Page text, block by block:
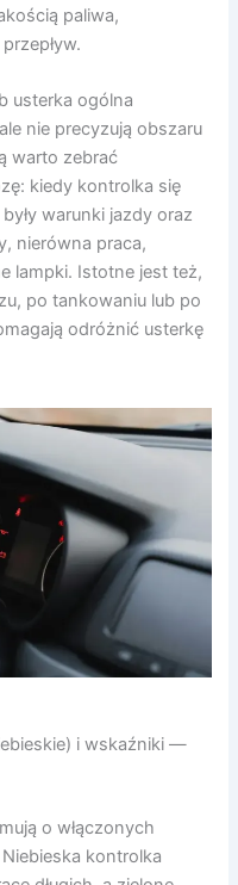
paliwa,
usterka ogólna
nie precyzują obszaru
warto zebrać
kiedy kontrolka się
warunki jazdy oraz
nierówna praca,
lampki. Istotne jest też,
po tankowaniu lub po
odróżnić usterkę
i wskaźniki —
o włączonych
kontrolka